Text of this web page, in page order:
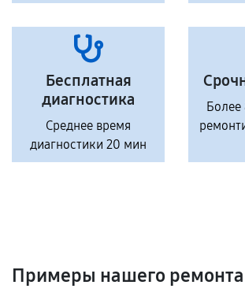
Бесплатная
диагностика
Среднее время
диагностики 20 мин
Примеры нашего ремонта